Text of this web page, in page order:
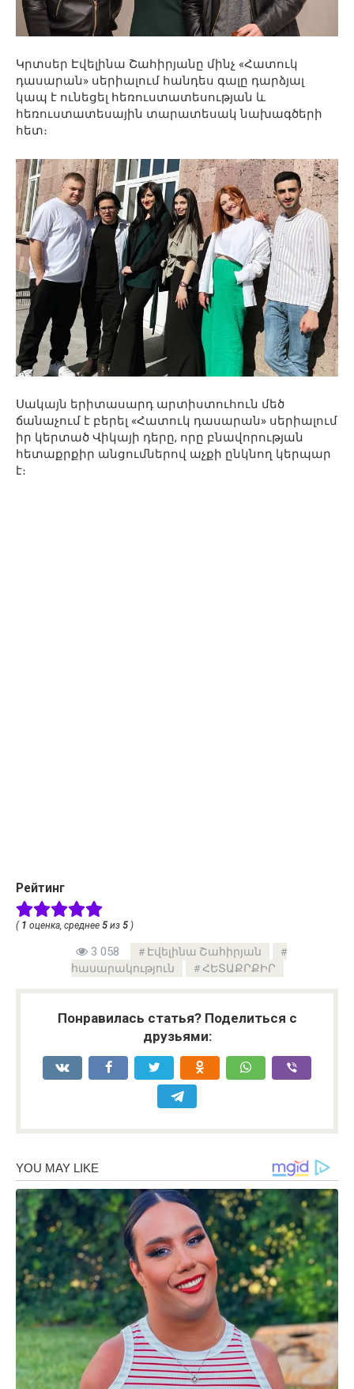
Կրտսեր Էվելինա Շահիրյանը մինչ «Հատուկ
դասարան» սերիալում հանդես գալը դարձյալ
կապ է ունեցել հեռուստատեսության և
հեռուստատեսային տարատեսակ նախագծերի
հետ։
Սակայն երիտասարդ արտիստուհուն մեծ
ճանաչում է բերել «Հատուկ դասարան» սերիալում
իր կերտած Վիկայի դերը, որը բնավորության
հետաքրքիր անցումներով աչքի ընկնող կերպար
է։
Рейтинг
( 1 оценка, среднее 5 из 5 )
3 058
Էվելինա Շահիրյան
հասարակություն
ՀԵՏԱՔՐՔԻՐ
Понравилась статья? Поделиться с
друзьями: